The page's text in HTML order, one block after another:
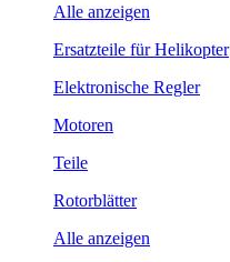
Alle anzeigen
Ersatzteile für Helikopter
Elektronische Regler
Motoren
Teile
Rotorblätter
Alle anzeigen